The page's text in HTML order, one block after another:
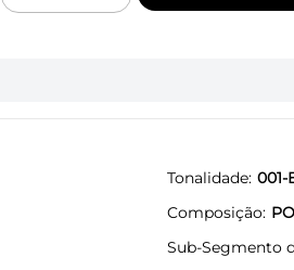
Tonalidade 001-
Composição
Sub-Segmento